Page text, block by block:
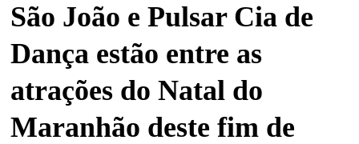
São João e Pulsar Cia de
Dança estão entre as
atrações do Natal do
Maranhão deste fim de